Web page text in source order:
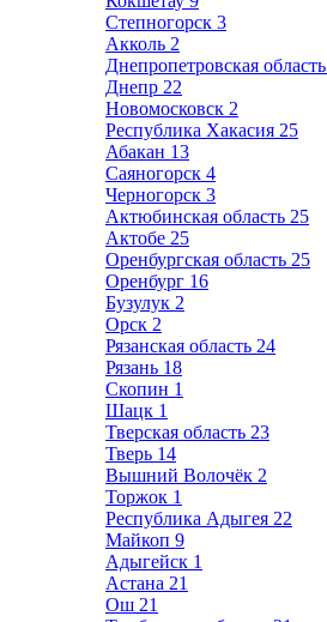
Степногорск 3
Акколь 2
Днепропетровская область
Днепр 22
Новомосковск 2
Республика Хакасия 25
Абакан 13
Саяногорск 4
Черногорск 3
Актюбинская область 25
Актобе 25
Оренбургская область 25
Оренбург 16
Бузулук 2
Орск 2
Рязанская область 24
Рязань 18
Скопин 1
Шацк 1
Тверская область 23
Тверь 14
Вышний Волочёк 2
Торжок 1
Республика Адыгея 22
Майкоп 9
Адыгейск 1
Астана 21
Ош 21